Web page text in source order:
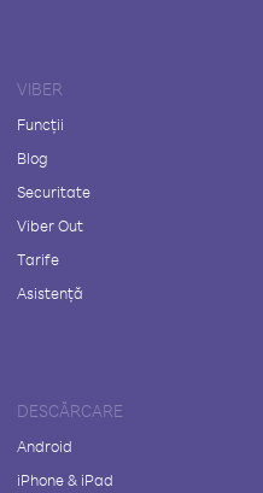
VIBER
Funcții
Blog
Securitate
Viber Out
Tarife
Asistență
DESCĂRCARE
Android
iPhone & iPad